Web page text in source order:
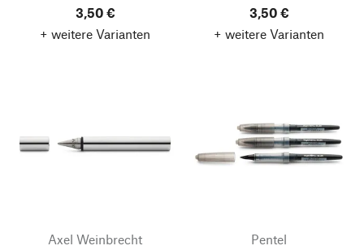
3,50 €
+ weitere Varianten
3,50 €
+ weitere Varianten
Axel Weinbrecht
Pentel